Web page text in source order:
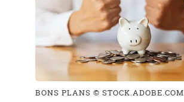
BONS PLANS © STOCK.ADOBE.COM